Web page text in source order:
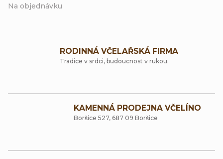
Na objednávku
RODINNÁ VČELAŘSKÁ FIRMA
Tradice v srdci, budoucnost v rukou.
KAMENNÁ PRODEJNA VČELÍNO
Boršice 527, 687 09 Boršice